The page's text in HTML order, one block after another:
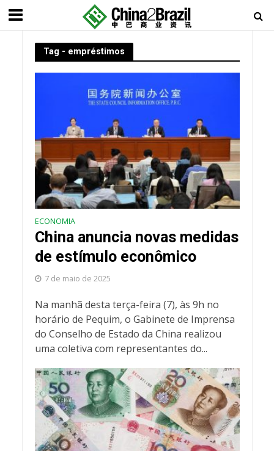
Tag - empréstimos
ECONOMIA
China anuncia novas medidas
de estímulo econômico
7 de maio de 2025
Na manhã desta terça-feira (7), às 9h no
horário de Pequim, o Gabinete de Imprensa
do Conselho de Estado da China realizou
uma coletiva com representantes do...